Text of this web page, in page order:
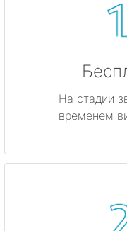
На стадии
временем